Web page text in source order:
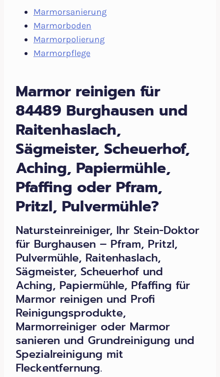
Marmorsanierung
Marmorboden
Marmorpolierung
Marmorpflege
Marmor reinigen für
84489 Burghausen und
Raitenhaslach,
Sägmeister, Scheuerhof,
Aching, Papiermühle,
Pfaffing oder Pfram,
Pritzl, Pulvermühle?
Natursteinreiniger, Ihr Stein-Doktor
für Burghausen – Pfram, Pritzl,
Pulvermühle, Raitenhaslach,
Sägmeister, Scheuerhof und
Aching, Papiermühle, Pfaffing für
Marmor reinigen und Profi
Reinigungsprodukte,
Marmorreiniger oder Marmor
sanieren und Grundreinigung und
Spezialreinigung mit
Fleckentfernung.